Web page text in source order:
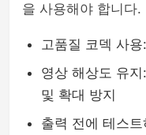
을 사용해야 합니다.
고품질 코덱 사
영상 해상도 유
및 확대 방지
출력 전에 테스